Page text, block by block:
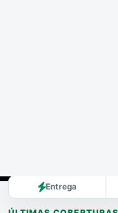
Entrega
ÚLTIMAS COBERTURAS